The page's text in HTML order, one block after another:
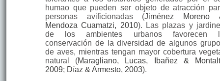
humao que pueden ser objeto de atracción
personas avificionadas (Jiménez Moreno
Mendoza Cuamatzi, 2010). Las plazas y
de los ambientes urbanos favorecen
conservación de la diversidad de algunos
de aves, mientras tengan mayor cobertura
natural (Maragliano, Lucas, Ibañez &
2009; Díaz & Armesto, 2003).